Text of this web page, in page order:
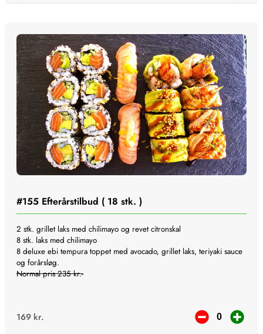
#155 Efterårstilbud ( 18 stk. )
2 stk. grillet laks med chilimayo og revet citronskal
8 stk. laks med chilimayo
8 deluxe ebi tempura toppet med avocado, grillet laks, teriyaki sauce
og forårsløg.
Normal pris 235 kr.-
169 kr.